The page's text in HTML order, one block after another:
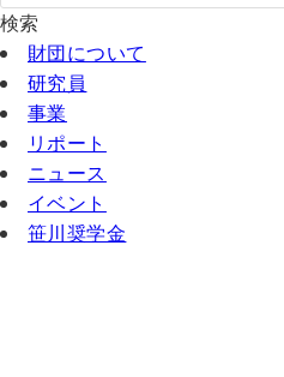
検索
財団について
研究員
事業
リポート
ニュース
イベント
笹川奨学金